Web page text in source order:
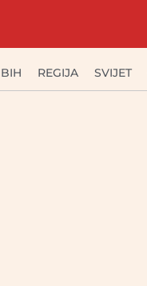
BIH REGIJA SVIJET